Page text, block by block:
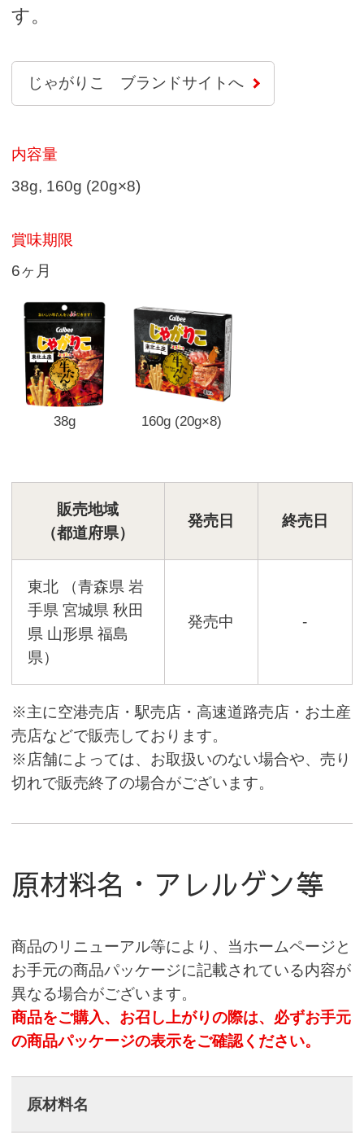
す。
じゃがりこ ブランドサイトへ
内容量
38g, 160g (20g×8)
賞味期限
6ヶ月
38g 160g (20g×8)
販売地域
（都道府県）
発売日 終売日
東北 （青森県 岩
手県 宮城県 秋田
県 山形県 福島
県）
発売中 -
※主に空港売店・駅売店・高速道路売店・お土産
売店などで販売しております。
※店舗によっては、お取扱いのない場合や、売り
切れで販売終了の場合がございます。
原材料名・アレルゲン等
商品のリニューアル等により、当ホームページと
お手元の商品パッケージに記載されている内容が
異なる場合がございます。
商品をご購入、お召し上がりの際は、必ずお手元
の商品パッケージの表示をご確認ください。
原材料名